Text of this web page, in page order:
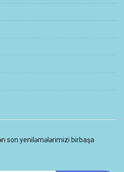
son yeniləmələrimizi birbaşa